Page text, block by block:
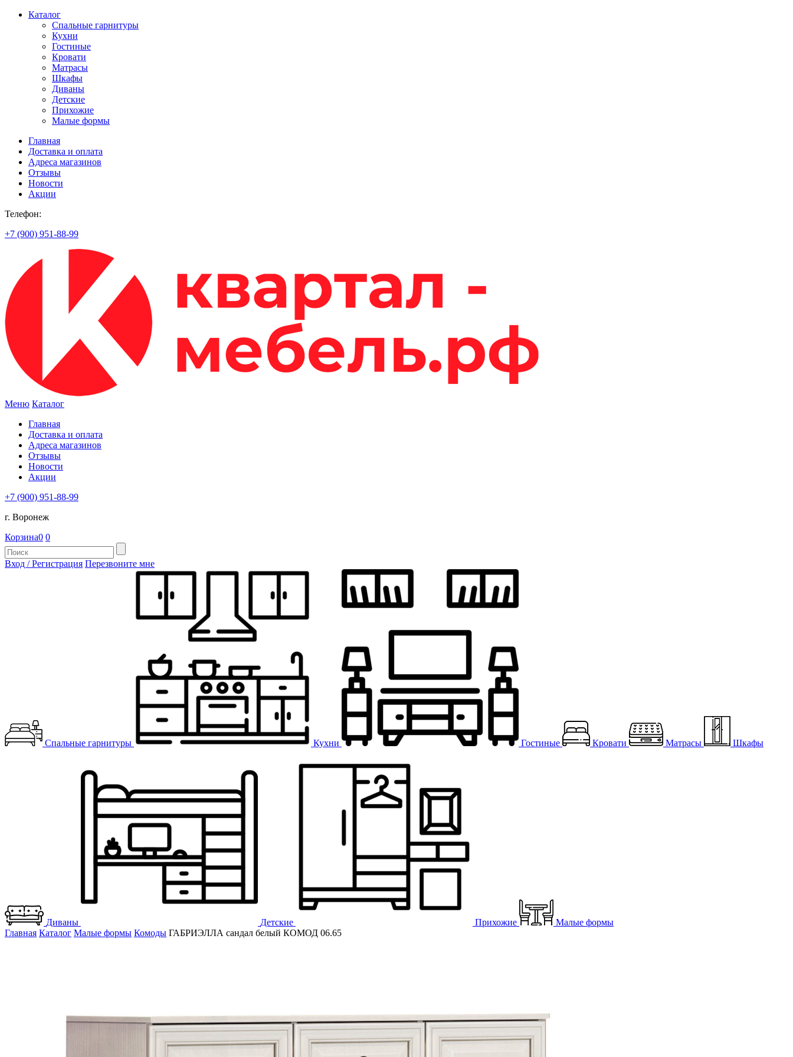
Каталог
Спальные гарнитуры
Кухни
Гостиные
Кровати
Матрасы
Шкафы
Диваны
Детские
Прихожие
Малые формы
Главная
Доставка и оплата
Адреса магазинов
Отзывы
Новости
Акции
Телефон:
+7 (900) 951-88-99
Меню Каталог
Главная
Доставка и оплата
Адреса магазинов
Отзывы
Новости
Акции
+7 (900) 951-88-99
г. Воронеж
Корзина0 0
Вход / Регистрация Перезвоните мне
Спальные гарнитуры Кухни Гостиные Кровати Матрасы Шкафы
Диваны Детские Прихожие
Малые формы
Главная Каталог Малые формы Комоды ГАБРИЭЛЛА сандал белый КОМОД 06.65